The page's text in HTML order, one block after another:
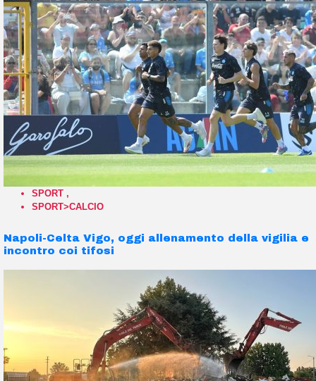
SPORT ,
SPORT>CALCIO
Napoli-Celta Vigo, oggi allenamento della vigilia e
incontro coi tifosi